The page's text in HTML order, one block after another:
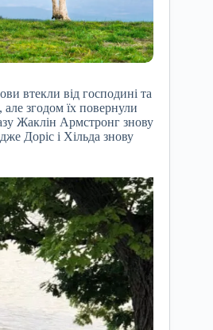
втекли від господині та
згодом їх повернули
Жаклін Армстронг знову
Доріс і Хільда знову